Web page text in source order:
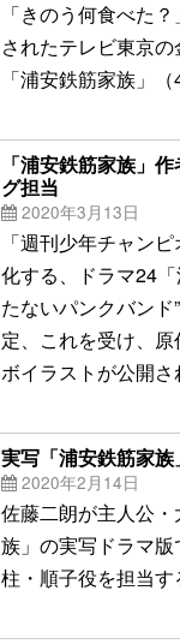
「きのう何食べた
されたテレビ東京
「浦安鉄筋家族」
「浦安鉄筋家族」
グ担当
2020年3月13日
「週刊少年チャン
化する、ドラマ24
たないパンクバン
定、これを受け、
ボイラストが公開さ
実写「浦安鉄筋家族
2020年2月14日
佐藤二朗が主人公
族」の実写ドラマ
柱・順子役を担当す